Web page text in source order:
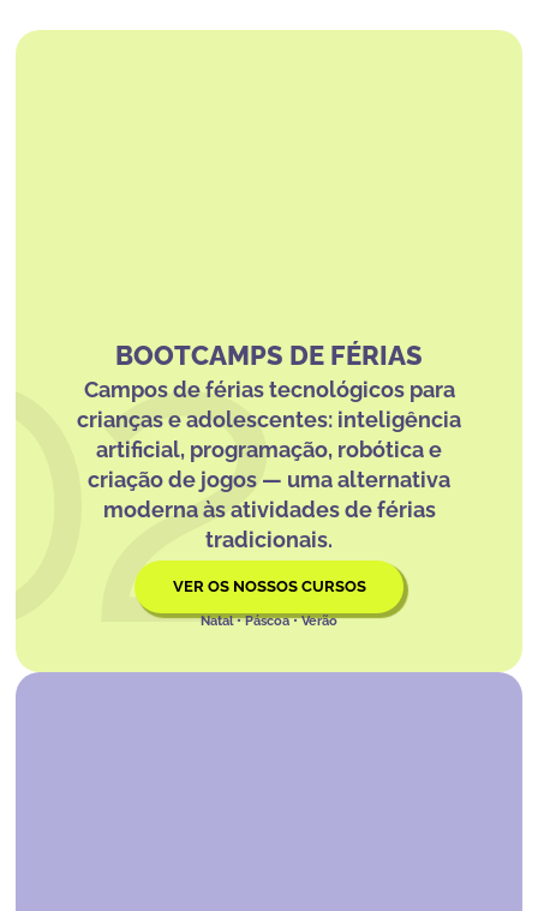
BOOTCAMPS DE FÉRIAS
Campos de férias tecnológicospara
crianças e adolescentes: inteligência
artificial, programação, robótica e
criação de jogos — uma alternativa
moderna às atividades de férias
tradicionais.
VER OS NOSSOS CURSOS
Natal • Páscoa • Verão